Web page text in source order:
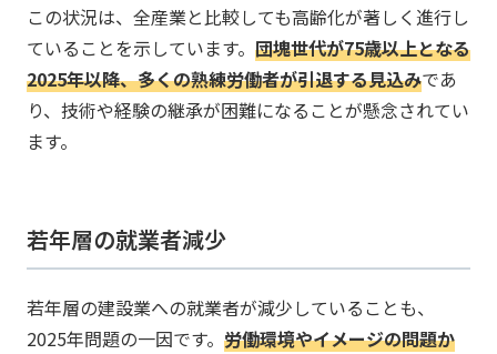
​この状況は、全産業と比較しても高齢化が著しく進行し
ていることを示しています。 ​​団塊世代が75歳以上となる
2025年以降、多くの熟練労働者が引退する見込みであ
り、技術や経験の継承が困難になることが懸念されてい
ます。
若年層の就業者減少
若年層の建設業への就業者が減少していることも、
2025年問題の一因です。​ ​​​労働環境やイメージの問題か